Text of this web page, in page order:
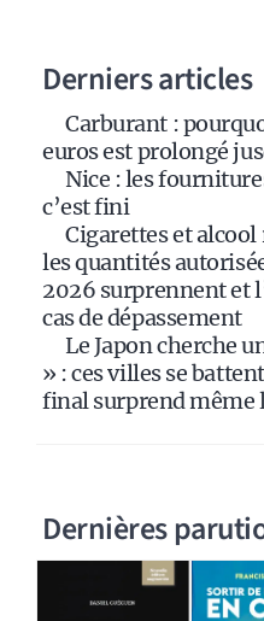
Derniers articles
Carburant :
euros est prolongé
Nice : les
c’est fini
Cigarettes et alcool
les quantités
2026 surprennent et
cas de dépassement
Le Japon cherche
» : ces villes se
final surprend même
Dernières